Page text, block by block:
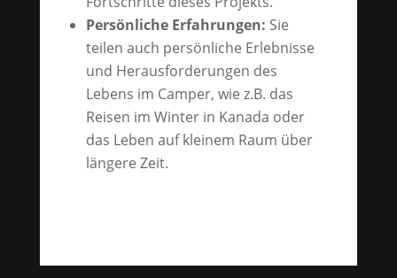
Persönliche Erfahrungen: Sie
teilen auch persönliche Erlebnisse
und Herausforderungen des
Lebens im Camper, wie z.B. das
Reisen im Winter in Kanada oder
das Leben auf kleinem Raum über
längere Zeit.